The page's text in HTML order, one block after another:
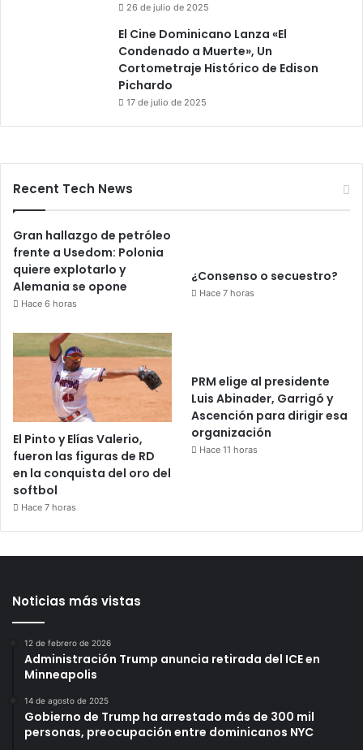
26 de julio de 2025
El Cine Dominicano Lanza «El
Condenado a Muerte», Un
Cortometraje Histórico de Edison
Pichardo
17 de julio de 2025
Recent Tech News
Gran hallazgo de petróleo
frente a Usedom: Polonia
quiere explotarlo y
Alemania se opone
Hace 6 horas
¿Consenso o secuestro?
Hace 7 horas
El Pinto y Elías Valerio,
fueron las figuras de RD
en la conquista del oro del
softbol
Hace 7 horas
PRM elige al presidente
Luis Abinader, Garrigó y
Ascención para dirigir esa
organización
Hace 11 horas
Noticias más vistas
12 de febrero de 2026
Administración Trump anuncia retirada del ICE en
Minneapolis
14 de agosto de 2025
Gobierno de Trump ha arrestado más de 300 mil
personas, preocupación entre dominicanos NYC